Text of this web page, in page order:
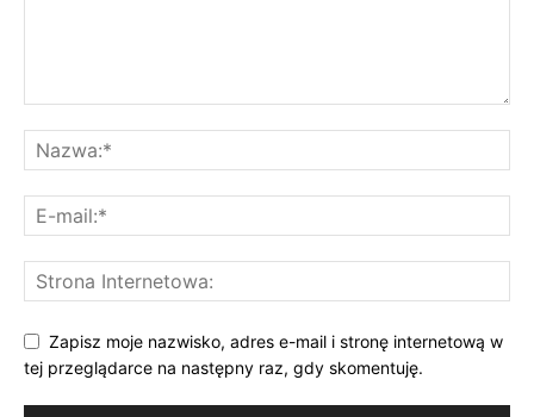
Zapisz moje nazwisko, adres e-mail i stronę internetową w
tej przeglądarce na następny raz, gdy skomentuję.